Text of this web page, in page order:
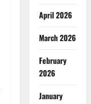
April 2026
March 2026
February
2026
January